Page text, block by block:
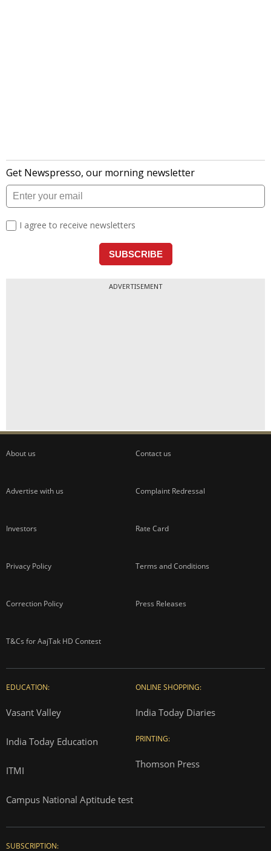
ADVERTISEMENT
About us Contact us
Advertise with us Complaint Redressal
Investors Rate Card
Privacy Policy Terms and Conditions
Correction Policy Press Releases
T&Cs for AajTak HD Contest
EDUCATION:
Vasant Valley
India Today Education
ITMI
Campus National Aptitude test
ONLINE SHOPPING:
India Today Diaries
PRINTING:
Thomson Press
SUBSCRIPTION: